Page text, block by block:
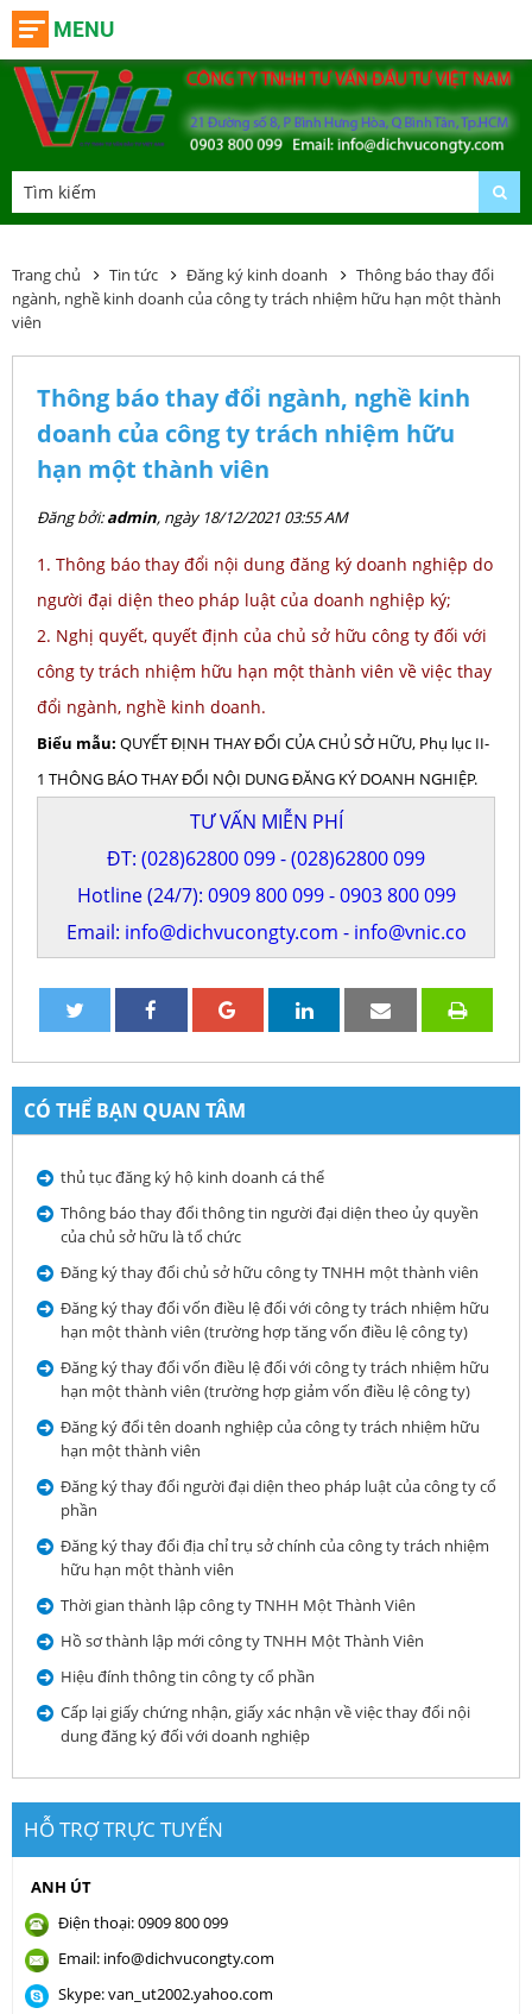
MENU
Trang chủ Tin tức Đăng ký kinh doanh
Thông báo thay đổi
ngành, nghề kinh doanh của công ty trách nhiệm hữu hạn một thành
viên
Thông báo thay đổi ngành, nghề kinh
doanh của công ty trách nhiệm hữu
hạn một thành viên
Đăng bởi:admin, ngày 18/12/2021 03:55 AM
1. Thông báo thay đổi nội dung đăng ký doanh nghiệp do
người đại diện theo pháp luật của doanh nghiệp ký;
2. Nghị quyết, quyết định của chủ sở hữu công ty đối với
công ty trách nhiệm hữu hạn một thành viên về việc thay
đổi ngành, nghề kinh doanh.
Biểu mẫu: QUYẾT ĐỊNH THAY ĐỔI CỦA CHỦ SỞ HỮU, Phụ lục II-
1 THÔNG BÁO THAY ĐỔI NỘI DUNG ĐĂNG KÝ DOANH NGHIỆP.
TƯ VẤN MIỄN PHÍ
ĐT: (028)62800 099-(028)62800 099
Hotline (24/7): 0909 800 099-0903 800 099
Email: info@dichvucongty.com - info@vnic.co
CÓ THỂ BẠN QUAN TÂM
thủ tục đăng ký hộ kinh doanh cá thể
Thông báo thay đổi thông tin người đại diện theo ủy quyền
của chủ sở hữu là tổ chức
Đăng ký thay đổi chủ sở hữu công ty TNHH một thành viên
Đăng ký thay đổi vốn điều lệ đối với công ty trách nhiệm hữu
hạn một thành viên (trường hợp tăng vốn điều lệ công ty)
Đăng ký thay đổi vốn điều lệ đối với công ty trách nhiệm hữu
hạn một thành viên (trường hợp giảm vốn điều lệ công ty)
Đăng ký đổi tên doanh nghiệp của công ty trách nhiệm hữu
hạn một thành viên
Đăng ký thay đổi người đại diện theo pháp luật của công ty cổ
phần
Đăng ký thay đổi địa chỉ trụ sở chính của công ty trách nhiệm
hữu hạn một thành viên
Thời gian thành lập công ty TNHH Một Thành Viên
Hồ sơ thành lập mới công ty TNHH Một Thành Viên
Hiệu đính thông tin công ty cổ phần
Cấp lại giấy chứng nhận, giấy xác nhận về việc thay đổi nội
dung đăng ký đối với doanh nghiệp
HỖ TRỢ TRỰC TUYẾN
ANH ÚT
Điện thoại: 0909 800 099
Email: info@dichvucongty.com
Skype: van_ut2002.yahoo.com